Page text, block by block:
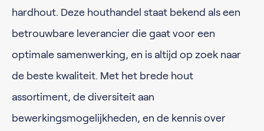
hardhout. Deze houthandel staat bekend als een
betrouwbare leverancier die gaat voor een
optimale samenwerking, en is altijd op zoek naar
de beste kwaliteit. Met het brede hout
assortiment, de diversiteit aan
bewerkingsmogelijkheden, en de kennis over